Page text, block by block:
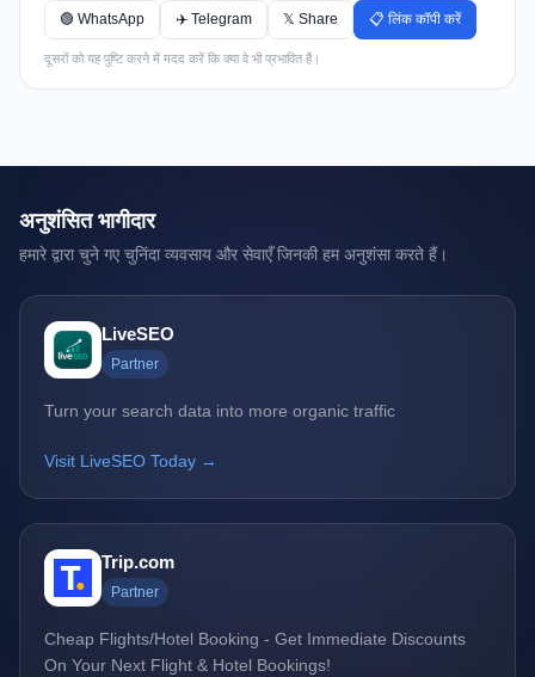
🟢 WhatsApp ✈️ Telegram 𝕏 Share 📋 लिंक कॉपी करें
दूसरों को यह पुष्टि करने में मदद करें कि क्या वे भी प्रभावित हैं।
अनुशंसित भागीदार
हमारे द्वारा चुने गए चुनिंदा व्यवसाय और सेवाएँ जिनकी हम अनुशंसा करते हैं।
LiveSEO
Partner
Turn your search data into more organic traffic
Visit LiveSEO Today →
Trip.com
Partner
Cheap Flights/Hotel Booking - Get Immediate Discounts
On Your Next Flight & Hotel Bookings!